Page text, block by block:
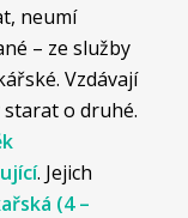
neumí
– ze služby
Vzdávají
starat o druhé.
. Jejich
(4 –